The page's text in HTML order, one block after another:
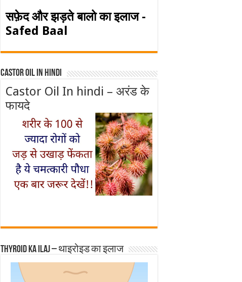
सफ़ेद और झड़ते बालो का इलाज -
Safed Baal
Castor Oil In Hindi
Castor Oil In hindi – अरंड के
फायदे
Thyroid ka ilaj – थाइरोइड का इलाज